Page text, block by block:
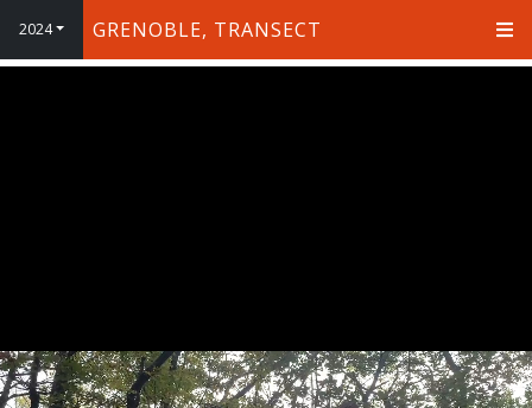
2024 GRENOBLE, TRANSECT